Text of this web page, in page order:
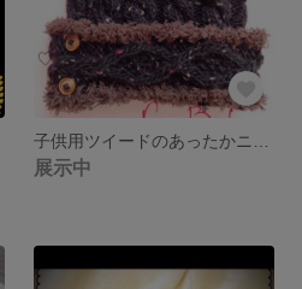
展示中